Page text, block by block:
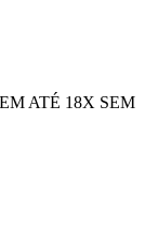
ATÉ 18X SEM